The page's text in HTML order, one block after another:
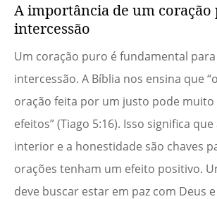
A importância de um coração
intercessão
Um coração puro é fundamental
intercessão. A Bíblia nos ensina que
oração feita por um justo pode muito
efeitos” (Tiago 5:16). Isso significa
interior e a honestidade são chaves
orações tenham um efeito positivo.
deve buscar estar em paz com Deus